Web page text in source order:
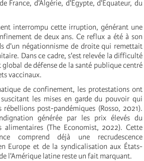
France, d'Algérie, d'Égypte, d'Équateur, du
interrompu cette irruption, générant une
de deux ans. Ce reflux a été à son
d'un négationnisme de droite qui remettait
Dans ce cadre, s'est relevée la difficulté
de défense de la santé publique centré
vaccinaux.
de confinement, les protestations ont
les mises en garde du pouvoir qui
post-pandémiques (Rosso, 2021).
générée par les prix élevés du
alimentaires (The Economist, 2022). Cette
comprend déjà une recrudescence
Europe et de la syndicalisation aux États-
l'Amérique latine reste un fait marquant.